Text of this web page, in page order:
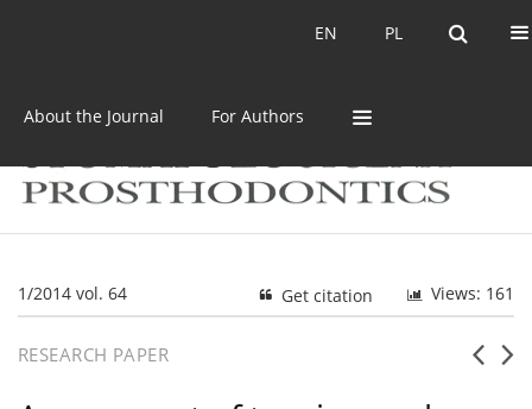
PL
EN PL
EN
About the Journal For Authors
1/2014 vol. 64 Views: 161
Get citation
RESEARCH PAPER